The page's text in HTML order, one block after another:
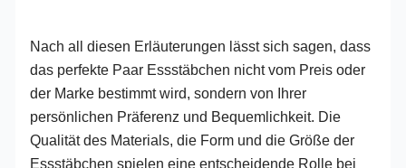
Nach all diesen Erläuterungen lässt sich sagen, dass
das perfekte Paar Essstäbchen nicht vom Preis oder
der Marke bestimmt wird, sondern von Ihrer
persönlichen Präferenz und Bequemlichkeit. Die
Qualität des Materials, die Form und die Größe der
Essstäbchen spielen eine entscheidende Rolle bei